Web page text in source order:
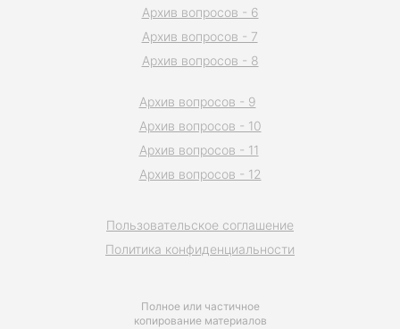
Полное или частичное
копирование материалов
Пользовательское соглашение
Политика конфиденциальности
Архив вопросов - 6
Архив вопросов - 7
Архив вопросов - 8
Архив вопросов - 9
Архив вопросов - 10
Архив вопросов - 11
Архив вопросов - 12